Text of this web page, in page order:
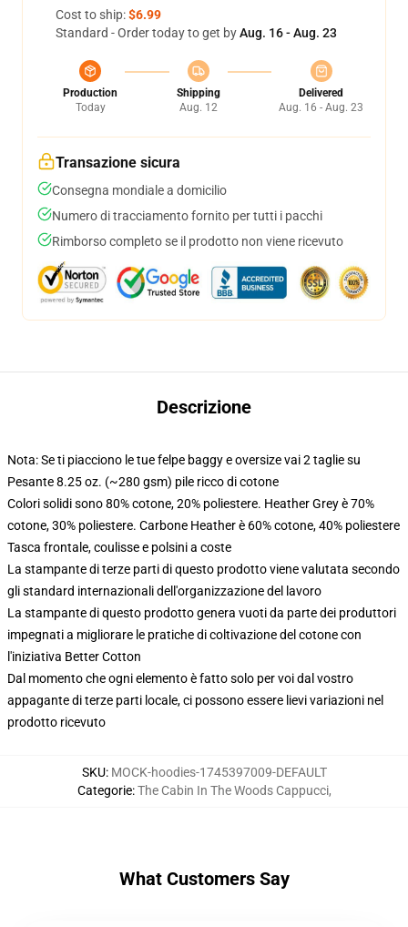
Cost to ship:$6.99
Standard - Order today to get byAug. 16 - Aug. 23
Production
Today
Shipping
Aug. 12
Delivered
Aug. 16 - Aug. 23
Transazione sicura
Consegna mondiale a domicilio
Numero di tracciamento fornito per tutti i pacchi
Rimborso completo se il prodotto non viene ricevuto
Descrizione
Nota: Se ti piacciono le tue felpe baggy e oversize vai 2 taglie su
Pesante 8.25 oz. (~280 gsm) pile ricco di cotone
Colori solidi sono 80% cotone, 20% poliestere. Heather Grey è 70%
cotone, 30% poliestere. Carbone Heather è 60% cotone, 40% poliestere
Tasca frontale, coulisse e polsini a coste
La stampante di terze parti di questo prodotto viene valutata secondo
gli standard internazionali dell'organizzazione del lavoro
La stampante di questo prodotto genera vuoti da parte dei produttori
impegnati a migliorare le pratiche di coltivazione del cotone con
l'iniziativa Better Cotton
Dal momento che ogni elemento è fatto solo per voi dal vostro
appagante di terze parti locale, ci possono essere lievi variazioni nel
prodotto ricevuto
SKU: MOCK-hoodies-1745397009-DEFAULT
Categorie:The Cabin In The Woods Cappucci,
What Customers Say